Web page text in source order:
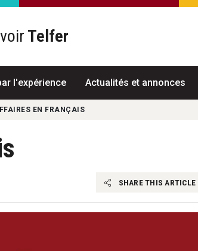
Telfer
l'expérience Actualités et annonces
EN FRANÇAIS
SHARE THIS ARTICLE